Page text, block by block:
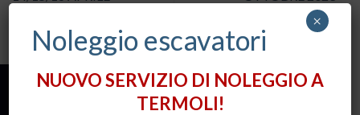
Noleggio escavatori
NUOVO SERVIZIO DI NOLEGGIO A
TERMOLI!
×